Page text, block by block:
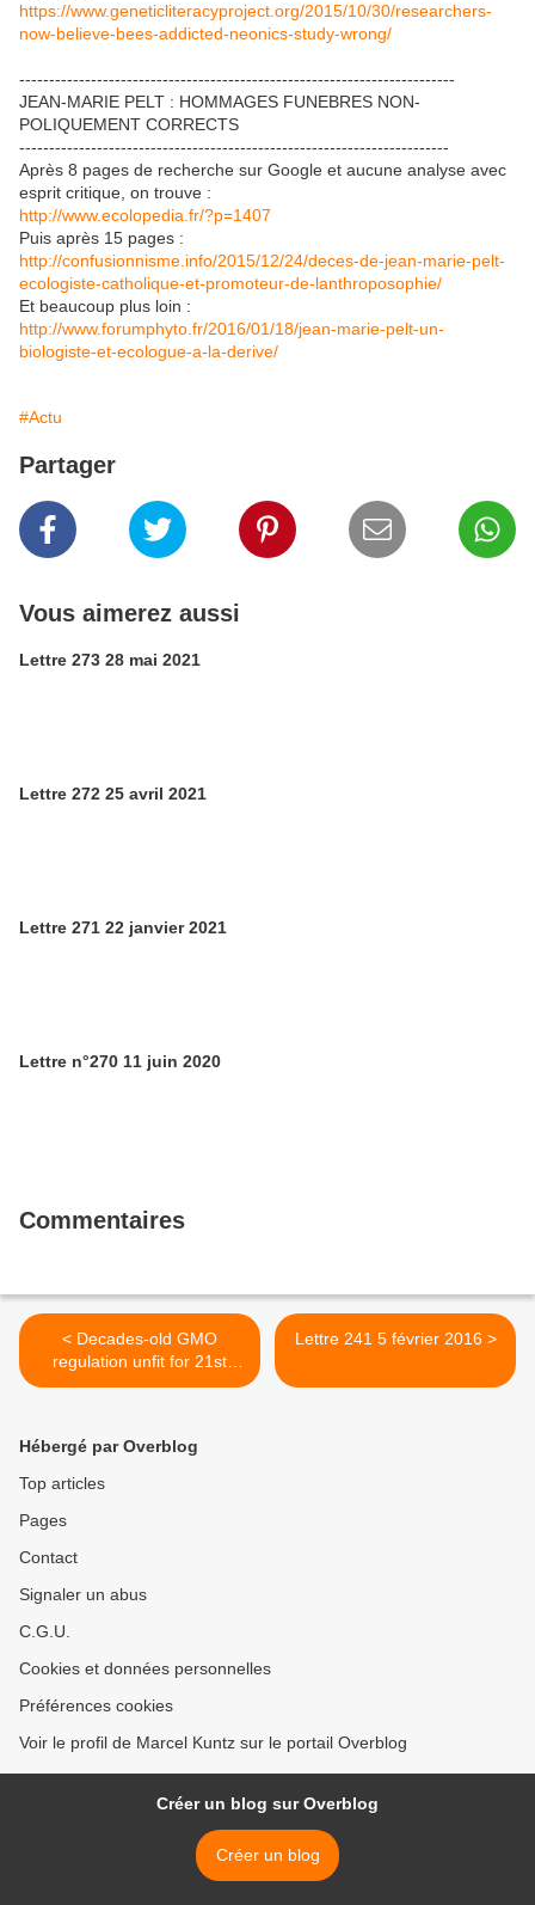
https://www.geneticliteracyproject.org/2015/10/30/researchers-
now-believe-bees-addicted-neonics-study-wrong/
-------------------------------------------------------------------------
JEAN-MARIE PELT : HOMMAGES FUNEBRES NON-
POLIQUEMENT CORRECTS
------------------------------------------------------------------------
Après 8 pages de recherche sur Google et aucune analyse avec
esprit critique, on trouve :
http://www.ecolopedia.fr/?p=1407
Puis après 15 pages :
http://confusionnisme.info/2015/12/24/deces-de-jean-marie-pelt-
ecologiste-catholique-et-promoteur-de-lanthroposophie/
Et beaucoup plus loin :
http://www.forumphyto.fr/2016/01/18/jean-marie-pelt-un-
biologiste-et-ecologue-a-la-derive/
#Actu
Partager
Vous aimerez aussi
Lettre 273 28 mai 2021
Lettre 272 25 avril 2021
Lettre 271 22 janvier 2021
Lettre n°270 11 juin 2020
Commentaires
< Decades-old GMO
regulation unfit for 21st
century
Lettre 241 5 février 2016 >
Hébergé par Overblog
Top articles
Pages
Contact
Signaler un abus
C.G.U.
Cookies et données personnelles
Préférences cookies
Voir le profil de Marcel Kuntz sur le portail Overblog
Créer un blog sur Overblog
Créer un blog